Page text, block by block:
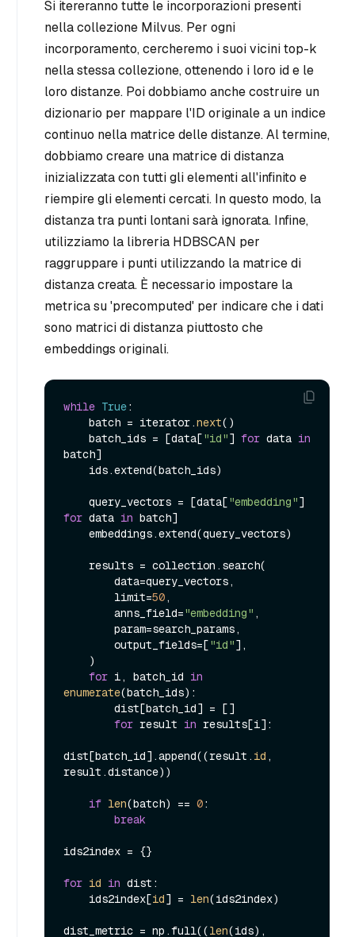
Si itereranno tutte le incorporazioni presenti
nella collezione Milvus. Per ogni
incorporamento, cercheremo i suoi vicini top-k
nella stessa collezione, ottenendo i loro id e le
loro distanze. Poi dobbiamo anche costruire un
dizionario per mappare l'ID originale a un indice
continuo nella matrice delle distanze. Al termine,
dobbiamo creare una matrice di distanza
inizializzata con tutti gli elementi all'infinito e
riempire gli elementi cercati. In questo modo, la
distanza tra punti lontani sarà ignorata. Infine,
utilizziamo la libreria HDBSCAN per
raggruppare i punti utilizzando la matrice di
distanza creata. È necessario impostare la
metrica su 'precomputed' per indicare che i dati
sono matrici di distanza piuttosto che
embeddings originali.
while True:
    batch = iterator.
next()
    batch_ids = [data[
"id"] for data in
batch]
    query_vectors = [data[
"embedding"
for data in batch]
        limit=
50,
        anns_field=
"embedding" ,
        output_fields=[
"id"],
for i, batch_id in
enumerate(batch_ids):
for result in results[i]:
dist[batch_id].append((result. id ,
result.distance))
if len(batch) == 0:
break
ids2index = {}
for id in dist:
    ids2index[
id] = len(ids2index)
dist_metric = np.full((len